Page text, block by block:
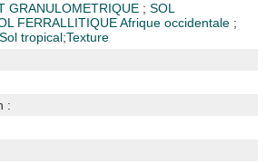
GRANULOMETRIQUE ;SOL
FERRALLITIQUEAfrique occidentale ;
Sol tropical;Texture
: